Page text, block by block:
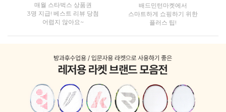
매월 스타벅스 상품권
3명 지급! 베스트 리뷰 당첨
어렵지 않아요~
배드민턴마켓에서
스마트하게 쇼핑하기 위한
플러스 팁!